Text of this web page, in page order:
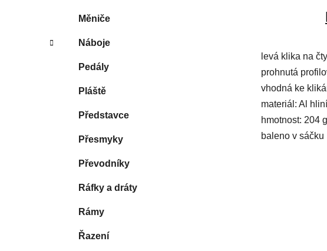
Měniče
Náboje
Pedály
Pláště
Představce
Přesmyky
Převodníky
Ráfky a dráty
Rámy
Řazení
levá klika na
prohnutá
vhodná ke
materiál: Al
hmotnost: 204 g
baleno v sáčku